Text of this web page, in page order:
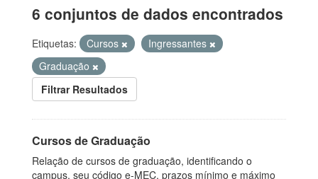
6 conjuntos de dados encontrados
Etiquetas: Cursos
Ingressantes
Graduação
Filtrar Resultados
Cursos de Graduação
Relação de cursos de graduação, identificando o
campus, seu código e-MEC, prazos mínimo e máximo